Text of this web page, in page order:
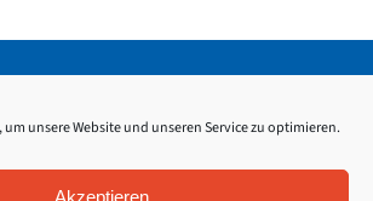
unsere Website und unseren Service zu optimieren.
Akzeptieren